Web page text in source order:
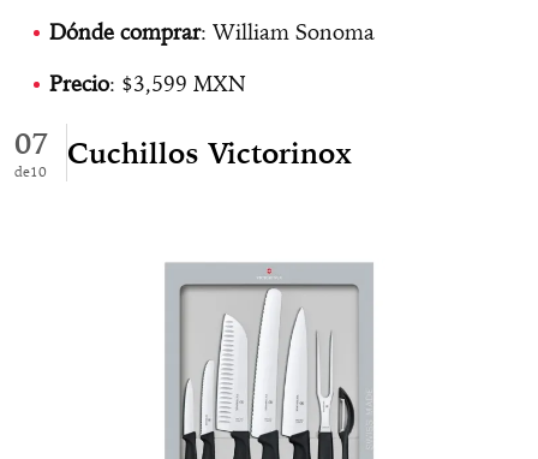
Dónde comprar: William Sonoma
Precio: $3,599 MXN
07
10
Cuchillos Victorinox